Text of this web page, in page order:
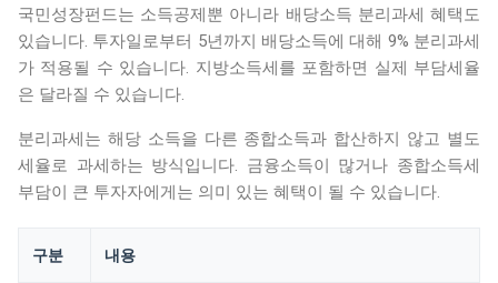
국민성장펀드는 소득공제뿐 아니라 배당소득 분리과세 혜택도
있습니다. 투자일로부터 5년까지 배당소득에 대해 9% 분리과세
가 적용될 수 있습니다. 지방소득세를 포함하면 실제 부담세율
은 달라질 수 있습니다.
분리과세는 해당 소득을 다른 종합소득과 합산하지 않고 별도
세율로 과세하는 방식입니다. 금융소득이 많거나 종합소득세
부담이 큰 투자자에게는 의미 있는 혜택이 될 수 있습니다.
구분 내용